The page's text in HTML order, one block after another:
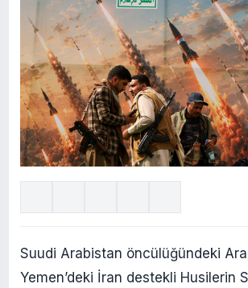
Suudi Arabistan öncülüğündeki
Yemen’deki İran destekli Husilerin